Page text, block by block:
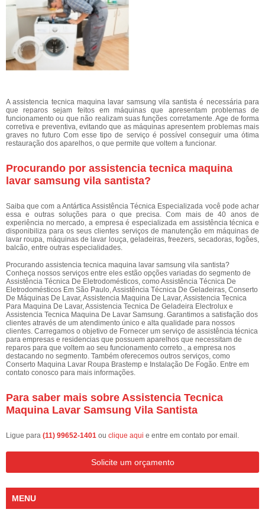
A assistencia tecnica maquina lavar samsung vila santista é necessária para
que reparos sejam feitos em máquinas que apresentam problemas de
funcionamento ou que não realizam suas funções corretamente. Age de forma
corretiva e preventiva, evitando que as máquinas apresentem problemas mais
graves no futuro Com esse tipo de serviço é possível conseguir uma ótima
restauração dos aparelhos, o que permite que voltem a funcionar.
Procurando por assistencia tecnica maquina
lavar samsung vila santista?
Saiba que com a Antártica Assistência Técnica Especializada você pode achar
essa e outras soluções para o que precisa. Com mais de 40 anos de
experiência no mercado, a empresa é especializada em assistência técnica e
disponibiliza para os seus clientes serviços de manutenção em máquinas de
lavar roupa, máquinas de lavar louça, geladeiras, freezers, secadoras, fogões,
balcão, entre outras especialidades.
Procurando assistencia tecnica maquina lavar samsung vila santista?
Conheça nossos serviços entre eles estão opções variadas do segmento de
Assistência Técnica De Eletrodomésticos, como Assistência Técnica De
Eletrodomésticos Em São Paulo, Assistência Técnica De Geladeiras, Conserto
De Máquinas De Lavar, Assistencia Maquina De Lavar, Assistencia Tecnica
Para Maquina De Lavar, Assistencia Tecnica De Geladeira Electrolux e
Assistencia Tecnica Maquina De Lavar Samsung. Garantimos a satisfação dos
clientes através de um atendimento único e alta qualidade para nossos
clientes. Carregamos o objetivo de Fornecer um serviço de assistência técnica
para empresas e residencias que possuem aparelhos que necessitam de
reparos para que voltem ao seu funcionamento correto., a empresa nos
destacando no segmento. Também oferecemos outros serviços, como
Conserto Maquina Lavar Roupa Brastemp e Instalação De Fogão. Entre em
contato conosco para mais informações.
Para saber mais sobre Assistencia Tecnica
Maquina Lavar Samsung Vila Santista
Ligue para (11) 99652-1401 ou clique aqui e entre em contato por email.
Solicite um orçamento
MENU